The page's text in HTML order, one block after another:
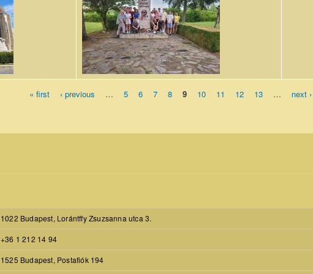
szülőháza
Érmindszenten.jpg
« first ‹ previous … 5 6 7 8 9 10 11 12 13 … next ›
1022 Budapest, Lorántffy Zsuzsanna utca 3.
+36 1 212 14 94
1525 Budapest, Postafiók 194